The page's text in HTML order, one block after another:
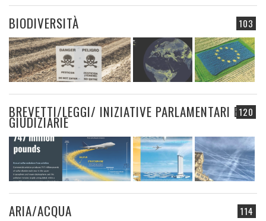
103
BIODIVERSITÀ
120
BREVETTI/LEGGI/ INIZIATIVE PARLAMENTARI E
GIUDIZIARIE
114
ARIA/ACQUA